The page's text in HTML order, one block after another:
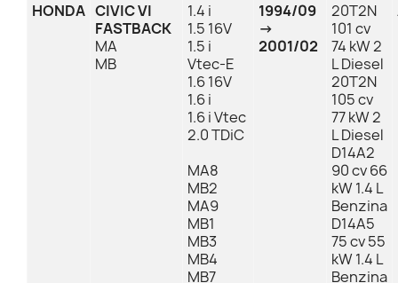
HONDA CIVIC VI
FASTBACK
MA
MB
1.4 i
1.5 16V
1.5 i
Vtec-E
1.6 16V
1.6 i
1.6 i Vtec
2.0 TDiC
MA8
MB2
MA9
MB1
MB3
MB4
MB7
1994/09
→
2001/02
20T2N
101 cv
74 kW 2
L Diesel
20T2N
105 cv
77 kW 2
L Diesel
D14A2
90 cv 66
kW 1.4 L
Benzina
D14A5
75 cv 55
kW 1.4 L
Benzina